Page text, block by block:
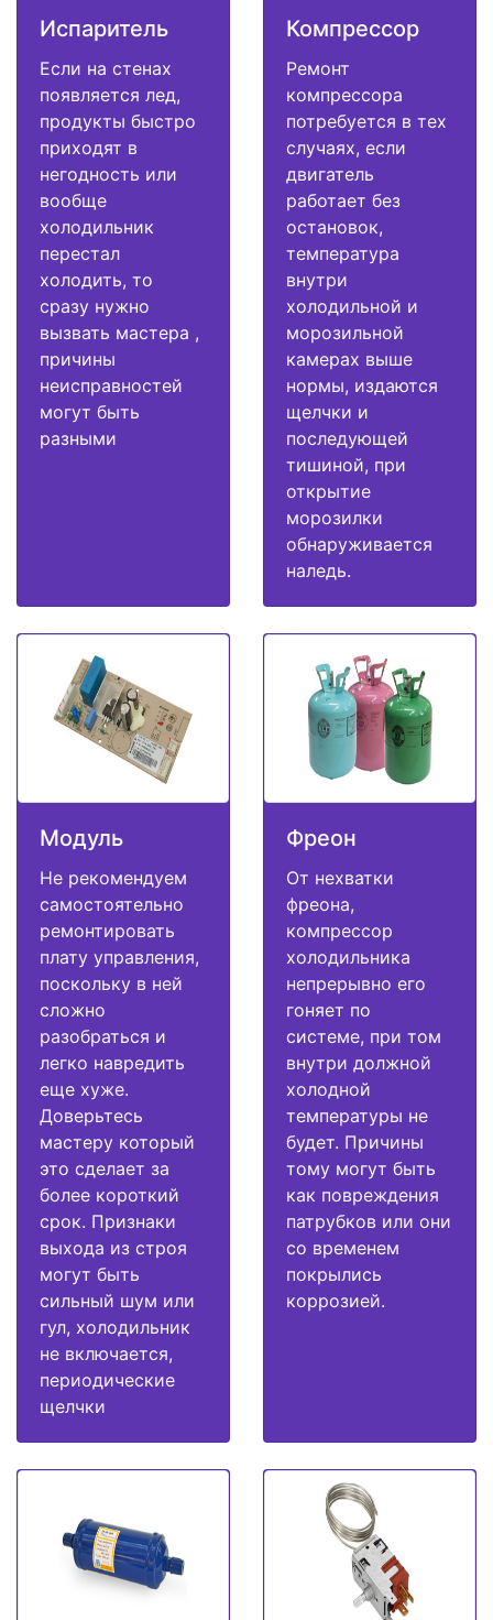
Испаритель
Если на стенах
появляется лед,
продукты быстро
приходят в
негодность или
вообще
холодильник
перестал
холодить, то
сразу нужно
вызвать мастера ,
причины
неисправностей
могут быть
разными
Компрессор
Ремонт
компрессора
потребуется в тех
случаях, если
двигатель
работает без
остановок,
температура
внутри
холодильной и
морозильной
камерах выше
нормы, издаются
щелчки и
последующей
тишиной, при
открытие
морозилки
обнаруживается
наледь.
Модуль
Не рекомендуем
самостоятельно
ремонтировать
плату управления,
поскольку в ней
сложно
разобраться и
легко навредить
еще хуже.
Доверьтесь
мастеру который
это сделает за
более короткий
срок. Признаки
выхода из строя
могут быть
сильный шум или
гул, холодильник
не включается,
периодические
щелчки
Фреон
От нехватки
фреона,
компрессор
холодильника
непрерывно его
гоняет по
системе, при том
внутри должной
холодной
температуры не
будет. Причины
тому могут быть
как повреждения
патрубков или они
со временем
покрылись
коррозией.